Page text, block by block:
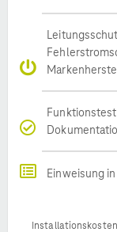
Einweisung